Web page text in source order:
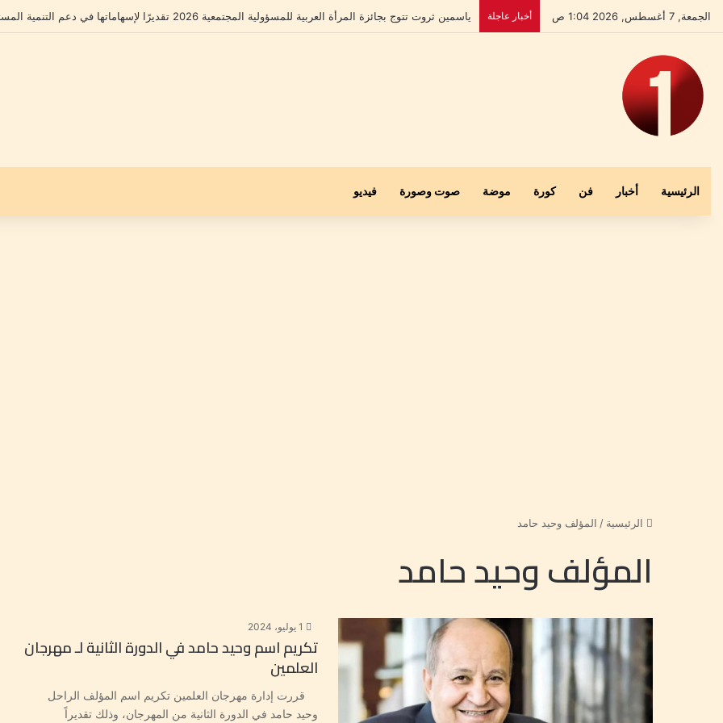
الجمعة, 7 أغسطس, 2026 1:04 ص أخبار عاجلة ياسمين ثروت تتوج بجائزة المرأة العربية للمسؤولية المجتمعية 2026 تقديرًا لإسهاماتها في دعم التنمية المستدامة
الرئيسية أخبار فن كورة موضة صوت وصورة فيديو
الرئيسية / المؤلف وحيد حامد
المؤلف وحيد حامد
1 يوليو، 2024
تكريم اسم وحيد حامد في الدورة الثانية لـ مهرجان
العلمين
قررت إدارة مهرجان العلمين تكريم اسم المؤلف الراحل
وحيد حامد في الدورة الثانية من المهرجان، وذلك تقديراً